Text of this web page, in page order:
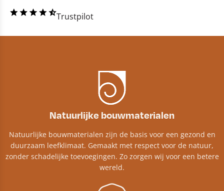
Trustpilot
Natuurlijke bouwmaterialen
Natuurlijke bouwmaterialen zijn de basis voor een gezond en
duurzaam leefklimaat. Gemaakt met respect voor de natuur,
zonder schadelijke toevoegingen. Zo zorgen wij voor een betere
wereld.